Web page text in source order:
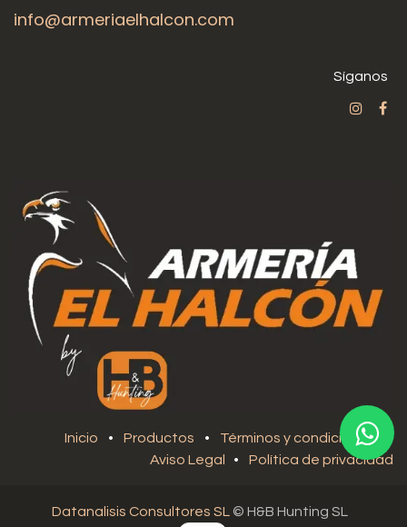
info@armeriaelhalcon.com
Síganos
Inicio • Productos • Términos y condiciones
•
Aviso Legal
• Política de privacidad
Datanalisis Consultores SL © H&B Hunting SL